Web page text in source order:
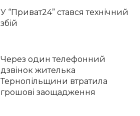
У “Приват24” стався технічний
збій
Через один телефонний
дзвінок жителька
Тернопільщини втратила
грошові заощадження